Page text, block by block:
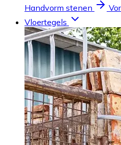
Handvorm stenen
Vloertegels